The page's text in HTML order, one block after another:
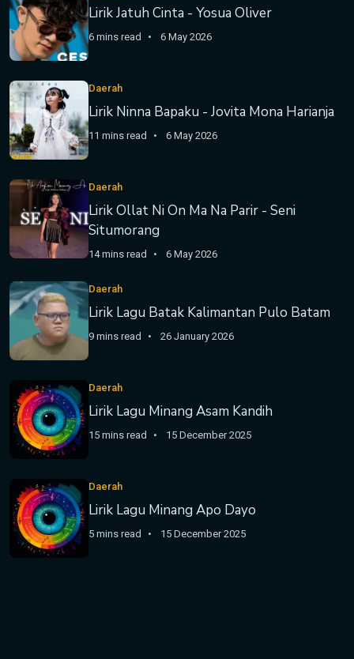
Lirik Jatuh Cinta - Yosua Oliver
6 mins read 6 May 2026
Daerah
Lirik Ninna Bapaku - Jovita Mona Harianja
11 mins read 6 May 2026
Daerah
Lirik Ollat Ni On Ma Na Parir - Seni
Situmorang
14 mins read 6 May 2026
Daerah
Lirik Lagu Batak Kalimantan Pulo Batam
9 mins read 26 January 2026
Daerah
Lirik Lagu Minang Asam Kandih
15 mins read 15 December 2025
Daerah
Lirik Lagu Minang Apo Dayo
5 mins read 15 December 2025